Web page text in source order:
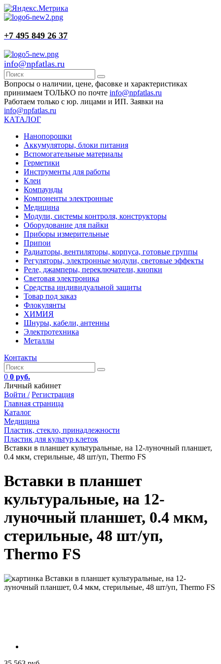
+7 495 849 26 37
info@npfatlas.ru
Вопросы о наличии, цене, фасовке и характеристиках
принимаем ТОЛЬКО по почте info@npfatlas.ru
Работаем только с юр. лицами и ИП. Заявки на
info@npfatlas.ru
КАТАЛОГ
Нанопорошки
Аккумуляторы, блоки питания
Вспомогательные материалы
Герметики
Инструменты для работы
Клеи
Компаунды
Компоненты электронные
Медицина
Модули, системы контроля, конструкторы
Оборудование для пайки
Приборы измерительные
Припои
Радиаторы, вентиляторы, корпуса, готовые группы
Регуляторы, электронные модули, световые эффекты
Реле, джамперы, переключатели, кнопки
Световая электроника
Средства индивидуальной защиты
Товар под заказ
Флокулянты
ХИМИЯ
Шнуры, кабели, антенны
Электротехника
Металлы
Контакты
0 0 руб.
Личный кабинет
Войти / Регистрация
Главная страница
Каталог
Медицина
Пластик, стекло, принадлежности
Пластик для культур клеток
Вставки в планшет культуральные, на 12-луночный планшет,
0.4 мкм, стерильные, 48 шт/уп, Thermo FS
Вставки в планшет
культуральные, на 12-
луночный планшет, 0.4 мкм,
стерильные, 48 шт/уп,
Thermo FS